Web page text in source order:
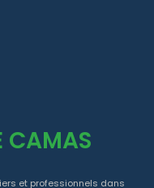
CAMAS
et professionnels dans